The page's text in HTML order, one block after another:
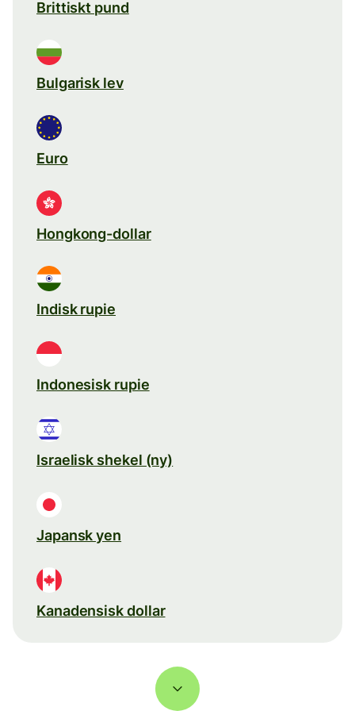
Brittiskt pund
Bulgarisk lev
Euro
Hongkong-dollar
Indisk rupie
Indonesisk rupie
Israelisk shekel (ny)
Japansk yen
Kanadensisk dollar